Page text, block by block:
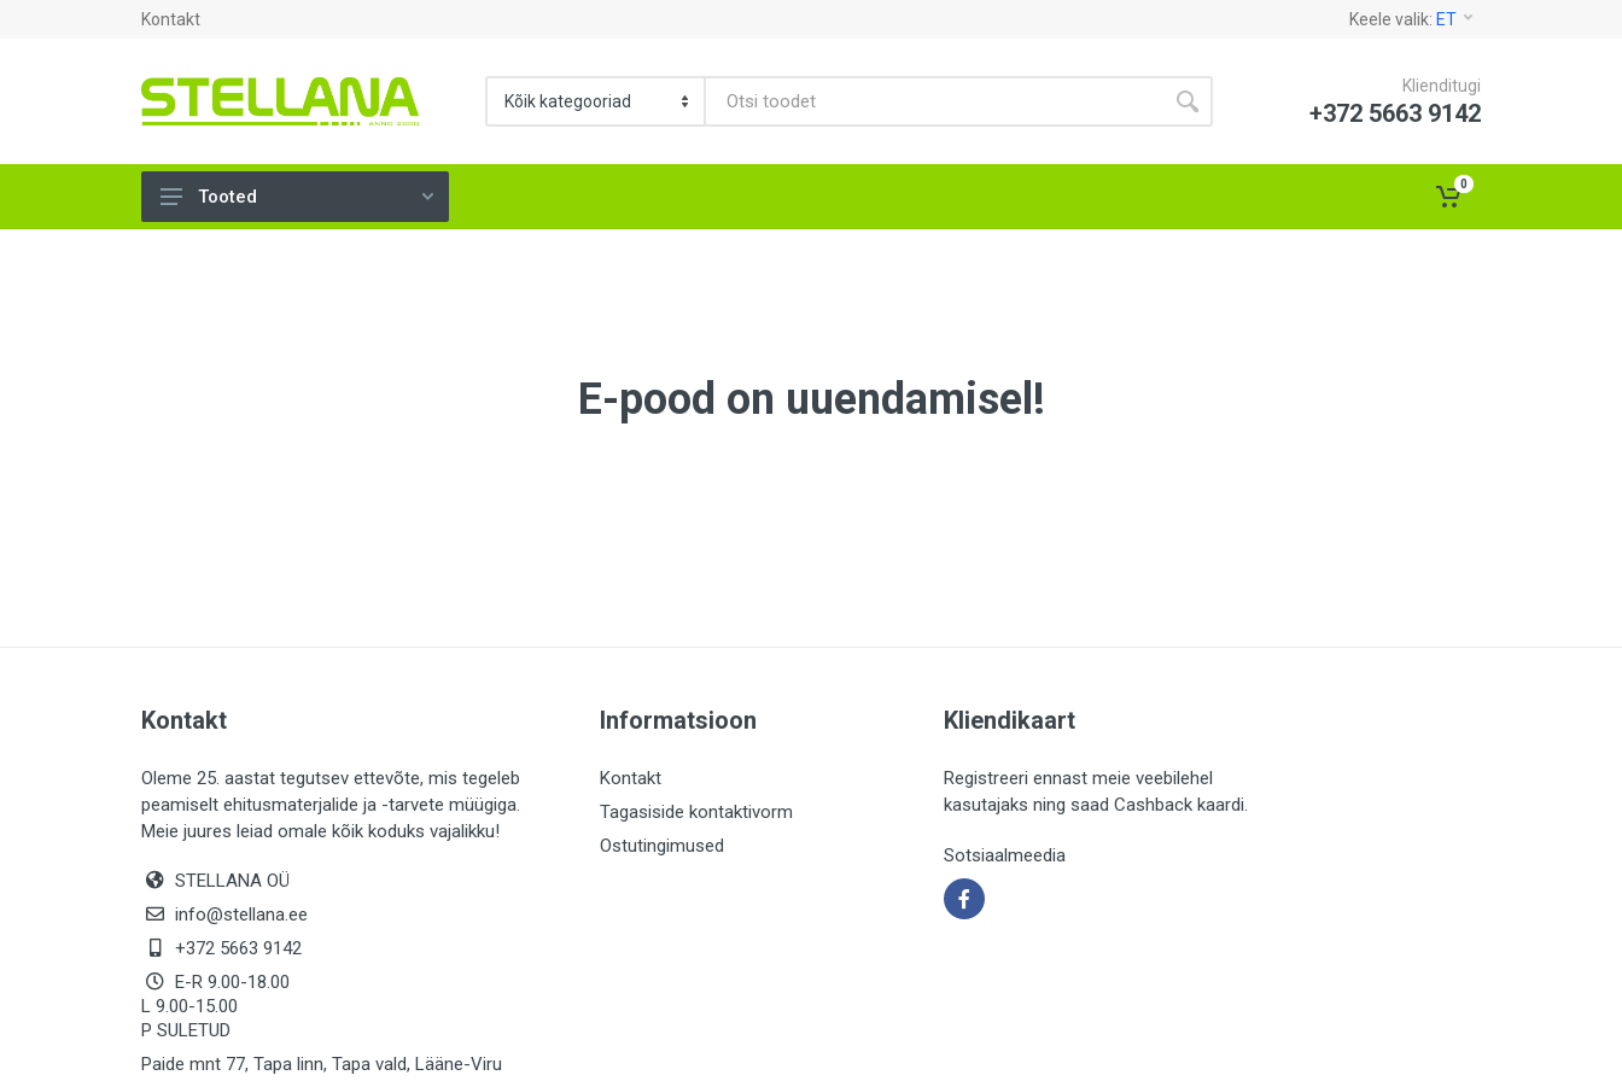
Kontakt Keele valik: ET
Klienditugi
+372 5663 9142
LIISTUD (183)
KIVID (31)
KATTED (133)
MAALRITARBED (1025)
SOOJUSTUS (15)
KEEMIA (221)
TÖÖRIIDED (117)
SAUN (8)
Tooted
0
E-pood on uuendamisel!
Kontakt
Oleme 25. aastat tegutsev ettevõte, mis tegeleb
peamiselt ehitusmaterjalide ja -tarvete müügiga.
Meie juures leiad omale kõik koduks vajalikku!
STELLANA OÜ
info@stellana.ee
+372 5663 9142
E-R 9.00-18.00
L 9.00-15.00
P SULETUD
Paide mnt 77, Tapa linn, Tapa vald, Lääne-Viru
Informatsioon
Kontakt
Tagasiside kontaktivorm
Ostutingimused
Kliendikaart
Registreeri ennast meie veebilehel
kasutajaks ning saad Cashback kaardi.
Sotsiaalmeedia